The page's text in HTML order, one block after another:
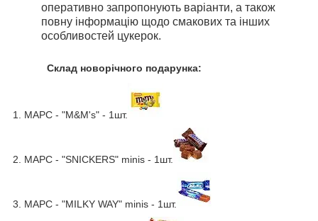
оперативно запропонують варіанти, а також
повну інформацію щодо смакових та інших
особливостей цукерок.
Склад новорічного подарунка:
1. МАРС - "M&M's" - 1шт.
2. МАРС - "SNICKERS" minis - 1шт.
3. МАРС - "MILKY WAY" minis - 1шт.